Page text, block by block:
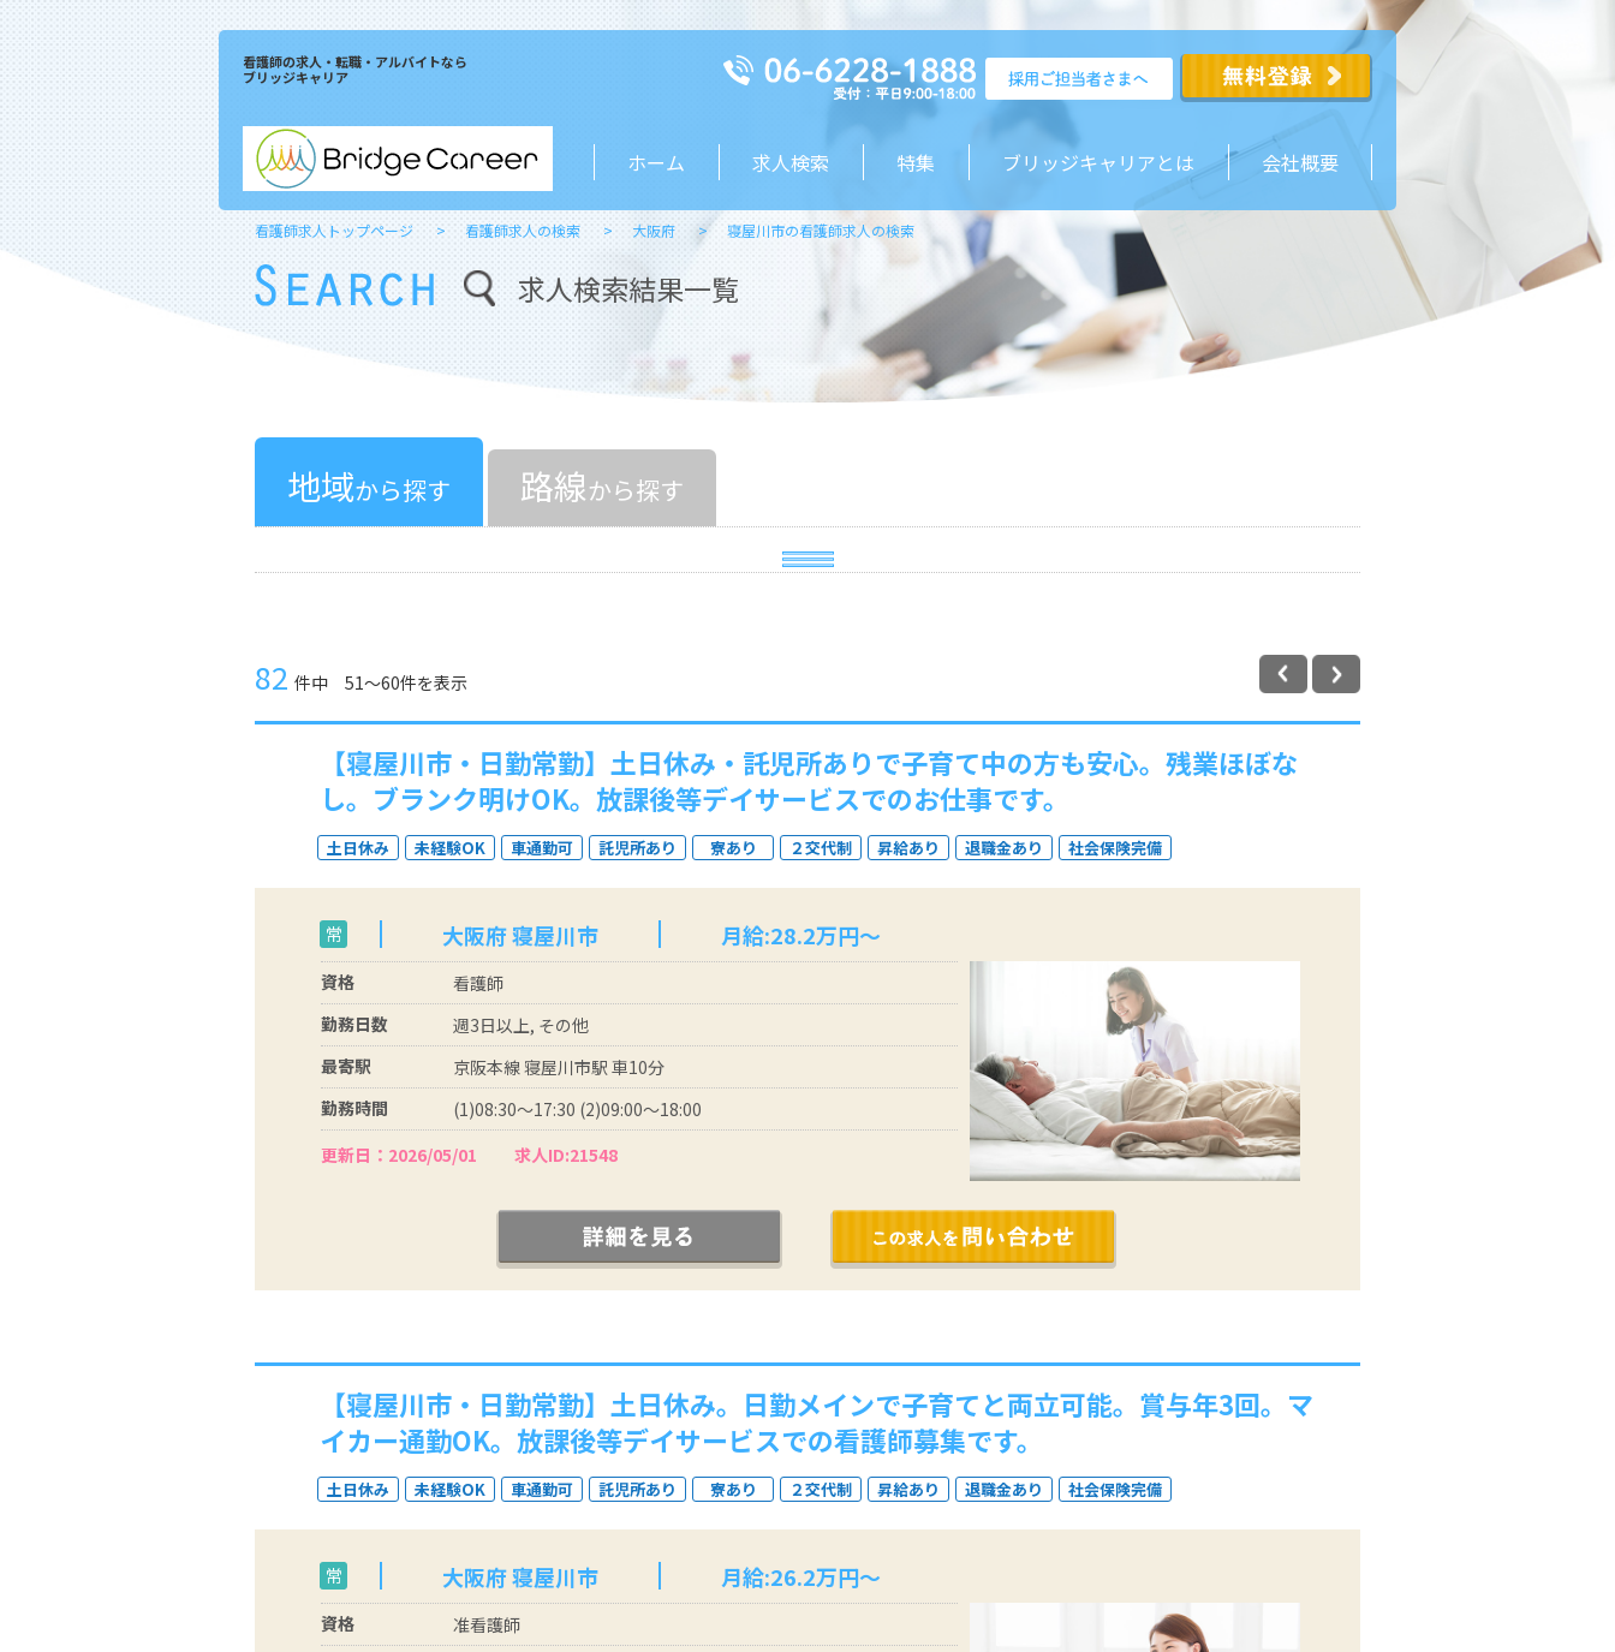
看護師の求人・転職・アルバイトなら
ブリッジキャリア
ホーム 求人検索 特集 ブリッジキャリアとは 会社概要
看護師求人トップページ 看護師求人の検索 大阪府 寝屋川市の看護師求人の検索
求人検索結果一覧
地域から探す 路線から探す
82 件中 51〜60件を表示
【寝屋川市・日勤常勤】土日休み・託児所ありで子育て中の方も安心。残業ほぼな
し。ブランク明けOK。放課後等デイサービスでのお仕事です。
土日休み 未経験OK 車通勤可 託児所あり 寮あり ２交代制 昇給あり 退職金あり 社会保険完備
常 大阪府 寝屋川市 月給:28.2万円～
資格
看護師
勤務日数
週3日以上, その他
最寄駅
京阪本線 寝屋川市駅 車10分
勤務時間
(1)08:30～17:30 (2)09:00～18:00
更新日：2026/05/01
求人ID:21548
【寝屋川市・日勤常勤】土日休み。日勤メインで子育てと両立可能。賞与年3回。マ
イカー通勤OK。放課後等デイサービスでの看護師募集です。
土日休み 未経験OK 車通勤可 託児所あり 寮あり ２交代制 昇給あり 退職金あり 社会保険完備
常 大阪府 寝屋川市 月給:26.2万円～
資格
准看護師